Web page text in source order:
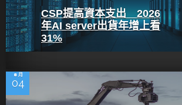
CSP提高資本支出 2026
年AI server出貨年增上看
31%
8 月
04